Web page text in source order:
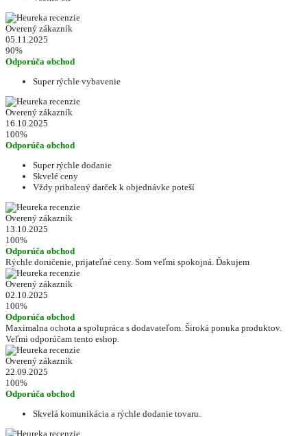
Overený zákazník
05.11.2025
90%
Odporúča obchod
Super rýchle vybavenie
Overený zákazník
16.10.2025
100%
Odporúča obchod
Super rýchle dodanie
Skvelé ceny
Vždy pribalený darček k objednávke poteší
Overený zákazník
13.10.2025
100%
Odporúča obchod
Rýchle doručenie, prijateľné ceny. Som veľmi spokojná. Ďakujem
Overený zákazník
02.10.2025
100%
Odporúča obchod
Maximalna ochota a spolupráca s dodavateľom. Široká ponuka produktov.
Veľmi odporúčam tento eshop.
Overený zákazník
22.09.2025
100%
Odporúča obchod
Skvelá komunikácia a rýchle dodanie tovaru.